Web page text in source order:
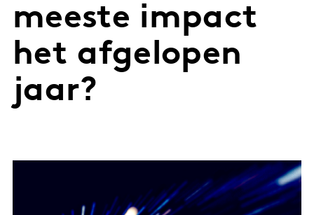
meeste impact
het afgelopen
jaar?